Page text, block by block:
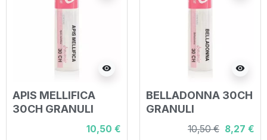
visibility
APIS MELLIFICA
30CH GRANULI
10,50 €
visibility
BELLADONNA 30CH
GRANULI
10,50 € 8,27 €